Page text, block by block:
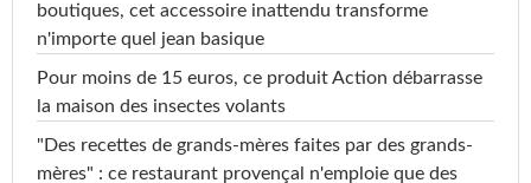
boutiques, cet accessoire inattendu transforme
n'importe quel jean basique
Pour moins de 15 euros, ce produit Action débarrasse
la maison des insectes volants
"Des recettes de grands-mères faites par des grands-
mères" : ce restaurant provençal n'emploie que des